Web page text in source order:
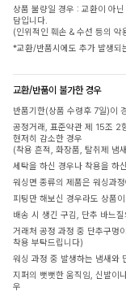
상품 불량일 경우 : 교환이 아
담입니다.
(인위적인 훼손 & 수선 등의
*교환/반품시에도 추가 발생되
교환/반품이 불가한 경우
반품기한(상품 수령후 7일)이
공정거래, 표준약관 제 15조 2
현저히 감소한 경우
(착용 흔적, 화장품, 탈취제 냄
세탁을 하신 경우나 착용을 하
워싱면 종류의 제품은 워싱과
피팅만 해보신 경우라도 상품
배송 시 생긴 구김, 단추 바느
거래처 공정 과정 중 단추구멍
착용 부탁드립니다)
워싱 과정 중 발생하는 냄새와
지퍼의 뻣뻣한 움직임, 신발이
우